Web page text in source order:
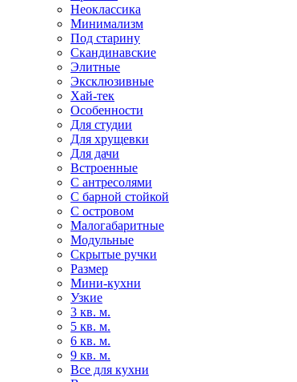
Неоклассика
Минимализм
Под старину
Скандинавские
Элитные
Эксклюзивные
Хай-тек
Особенности
Для студии
Для хрущевки
Для дачи
Встроенные
С антресолями
С барной стойкой
С островом
Малогабаритные
Модульные
Скрытые ручки
Размер
Мини-кухни
Узкие
3 кв. м.
5 кв. м.
6 кв. м.
9 кв. м.
Все для кухни